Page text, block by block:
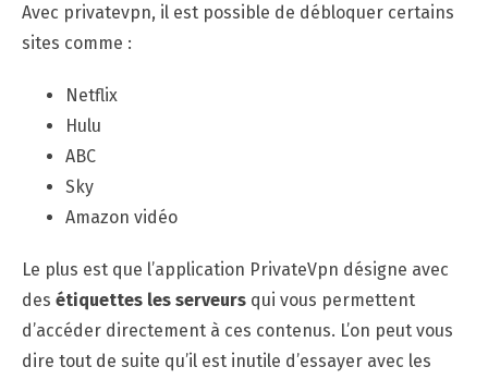
Avec privatevpn, il est possible de débloquer certains
sites comme :
Netflix
Hulu
ABC
Sky
Amazon vidéo
Le plus est que l’application PrivateVpn désigne avec
des étiquettes les serveurs qui vous permettent
d’accéder directement à ces contenus. L’on peut vous
dire tout de suite qu’il est inutile d’essayer avec les